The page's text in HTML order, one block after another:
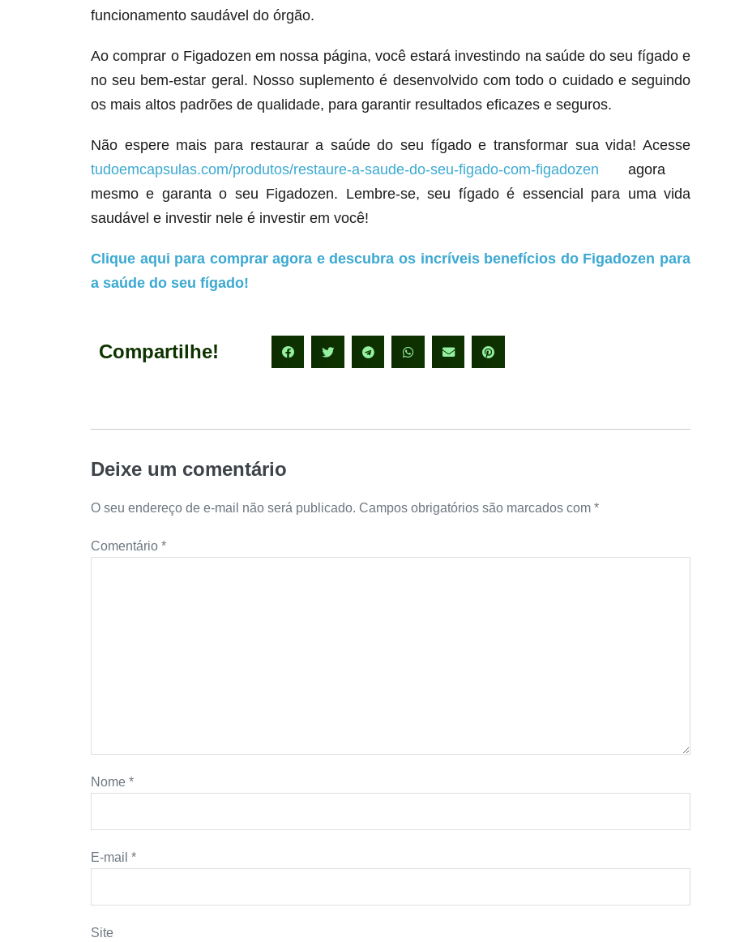
funcionamento saudável do órgão.
Ao comprar o Figadozen em nossa página, você estará investindo na saúde do seu fígado e
no seu bem-estar geral. Nosso suplemento é desenvolvido com todo o cuidado e seguindo
os mais altos padrões de qualidade, para garantir resultados eficazes e seguros.
Não espere mais para restaurar a saúde do seu fígado e transformar sua vida! Acesse
tudoemcapsulas.com/produtos/restaure-a-saude-do-seu-figado-com-figadozen agora
mesmo e garanta o seu Figadozen. Lembre-se, seu fígado é essencial para uma vida
saudável e investir nele é investir em você!
Clique aqui para comprar agora e descubra os incríveis benefícios do Figadozen para
a saúde do seu fígado!
Compartilhe!
Deixe um comentário
O seu endereço de e-mail não será publicado. Campos obrigatórios são marcados com *
Comentário *
Nome *
E-mail *
Site
Melt Hair para cabelo, pele e unhas!
Apenas até 12X R$ 12,95
Ver detalhes